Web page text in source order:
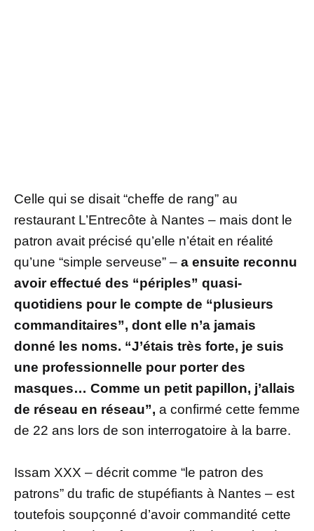
Celle qui se disait “cheffe de rang” au
restaurant L’Entrecôte à Nantes – mais dont le
patron avait précisé qu’elle n’était en réalité
qu’une “simple serveuse” – a ensuite reconnu
avoir effectué des “périples” quasi-
quotidiens pour le compte de “plusieurs
commanditaires”, dont elle n’a jamais
donné les noms. “J’étais très forte, je suis
une professionnelle pour porter des
masques… Comme un petit papillon, j’allais
de réseau en réseau”, a confirmé cette femme
de 22 ans lors de son interrogatoire à la barre.
Issam XXX – décrit comme “le patron des
patrons” du trafic de stupéfiants à Nantes – est
toutefois soupçonné d’avoir commandité cette